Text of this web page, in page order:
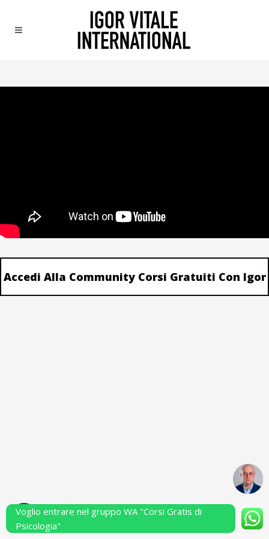
Accedi Alla Community Corsi Gratuiti Con Igor
Powered by Performarsi S.a.s.
Voglio entrare nel gruppo WA "Corsi Gratis di
Psicologia"